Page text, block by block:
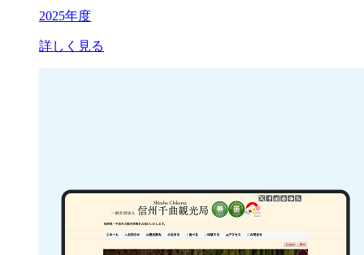
2025年度
詳しく見る